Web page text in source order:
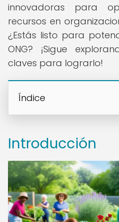
innovadoras para
recursos en
¿Estás listo para
ONG? ¡Sigue
claves para lograrlo!
Índice
Introducción